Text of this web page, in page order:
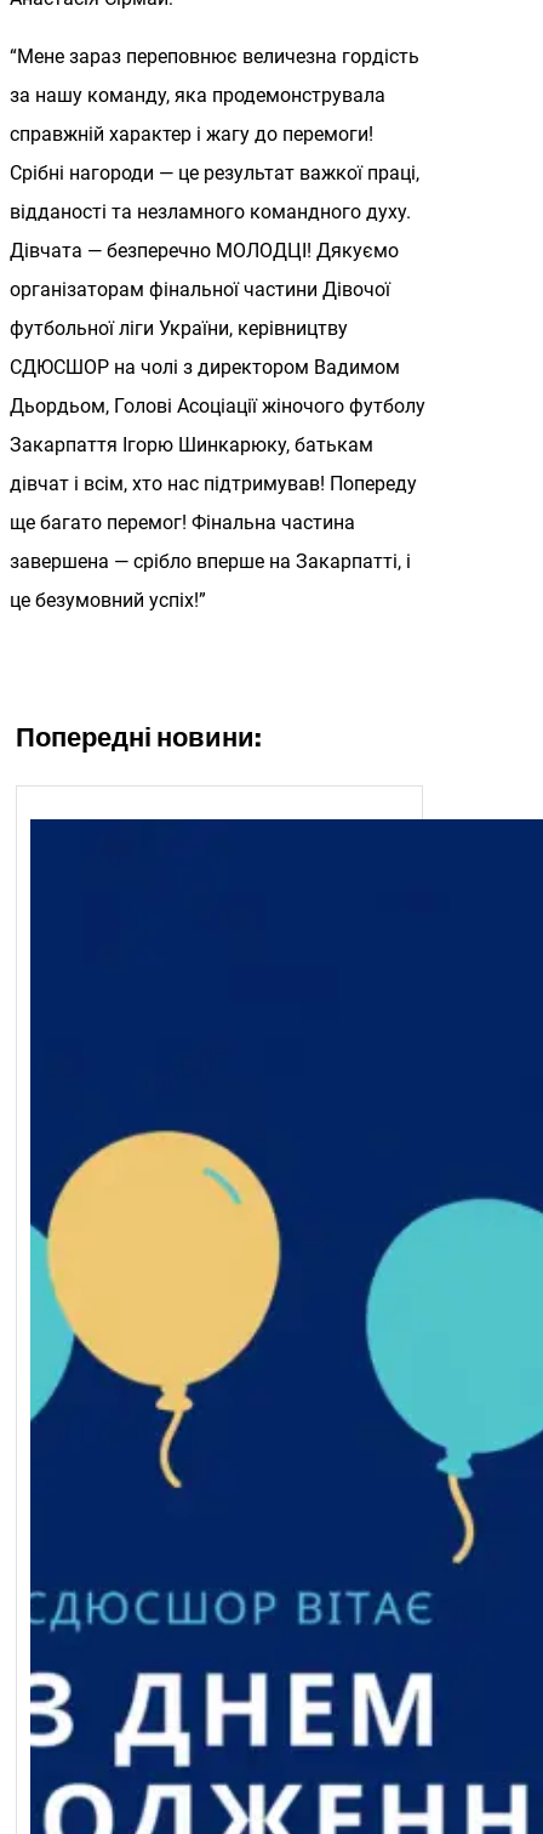
“Мене зараз переповнює величезна гордість
за нашу команду, яка продемонструвала
справжній характер і жагу до перемоги!
Срібні нагороди — це результат важкої праці,
відданості та незламного командного духу.
Дівчата — безперечно МОЛОДЦІ! Дякуємо
організаторам фінальної частини Дівочої
футбольної ліги України, керівництву
СДЮСШОР на чолі з директором Вадимом
Дьордьом, Голові Асоціації жіночого футболу
Закарпаття Ігорю Шинкарюку, батькам
дівчат і всім, хто нас підтримував! Попереду
ще багато перемог! Фінальна частина
завершена — срібло вперше на Закарпатті, і
це безумовний успіх!”
Попередні новини: